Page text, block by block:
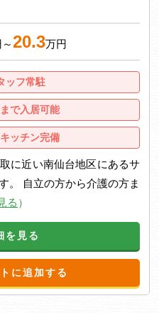
20.3万円
ッフ常駐
で入居可能
ッチン完備
に近い南仙台地区にあるサ
。 自立の方から介護の方ま
る ）
を見る
に追加する